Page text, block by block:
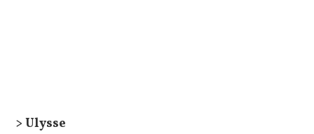
> Ulysse